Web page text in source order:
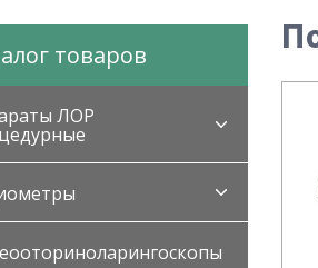
товаров
ЛОР